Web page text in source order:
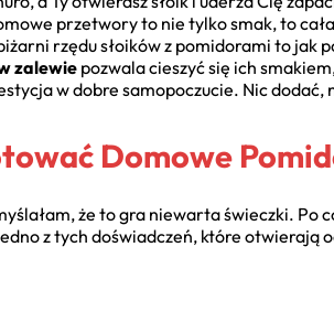
przetwory to nie tylko smak, to
rzędu słoików z pomidorami to jak
zalewiepozwala cieszyć się ich
w dobre samopoczucie. Nic dodać,
Domowe
że to gra niewarta świeczki. Po
z tych doświadczeń, które otwierają